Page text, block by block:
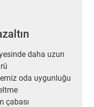
daha uzun
oda uygunluğu
çabası